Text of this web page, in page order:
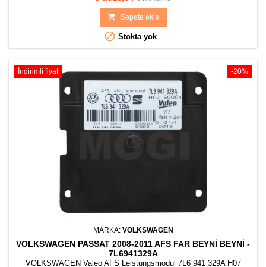
fiyat
 Sepete ekle
 Stokta yok
-20%
İndirimli fiyat
MARKA: VOLKSWAGEN
VOLKSWAGEN PASSAT 2008-2011 AFS FAR BEYNI BEYNI -
7L6941329A
VOLKSWAGEN Valeo AFS Leistungsmodul 7L6 941 329A H07